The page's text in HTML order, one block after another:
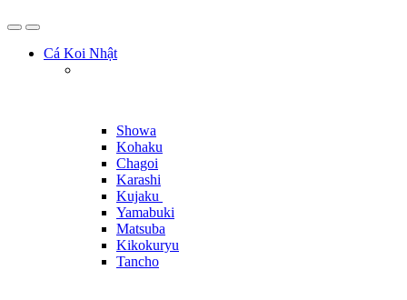
Cá Koi Nhật
Showa
Kohaku
Chagoi
Karashi
Kujaku
Yamabuki
Matsuba
Kikokuryu
Tancho